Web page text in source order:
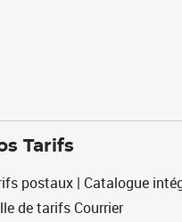
Tarifs
postaux | Catalogue
de tarifs Courrier